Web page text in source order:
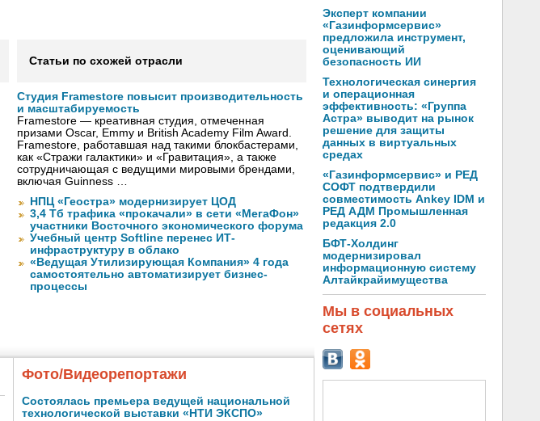
Статьи по схожей отрасли
Студия Framestore повысит производительность
и масштабируемость
Framestore — креативная студия, отмеченная
призами Oscar, Emmy и British Academy Film Award.
Framestore, работавшая над такими блокбастерами,
как «Стражи галактики» и «Гравитация», a также
сотрудничающая с ведущими мировыми брендами,
включая Guinness …
НПЦ «Геостра» модернизирует ЦОД
3,4 Тб трафика «прокачали» в сети «МегаФон»
участники Восточного экономического форума
Учебный центр Softline перенес ИТ-
инфраструктуру в облако
«Ведущая Утилизирующая Компания» 4 года
самостоятельно автоматизирует бизнес-
процессы
Фото/Видеорепортажи
Состоялась премьера ведущей национальной
технологической выставки «НТИ ЭКСПО»
Эксперт компании
«Газинформсервис»
предложила инструмент,
оценивающий
безопасность ИИ
Технологическая синергия
и операционная
эффективность: «Группа
Астра» выводит на рынок
решение для защиты
данных в виртуальных
средах
«Газинформсервис» и РЕД
СОФТ подтвердили
совместимость Ankey IDM и
РЕД АДМ Промышленная
редакция 2.0
БФТ-Холдинг
модернизировал
информационную систему
Алтайкрайимущества
Мы в социальных
сетях